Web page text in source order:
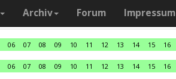
Archiv Forum Impressum
06 07 08 09 10 11 12 13 14 15 16
06 07 08 09 10 11 12 13 14 15 16